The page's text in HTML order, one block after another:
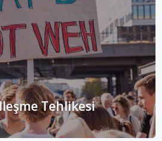
Tehlikesi